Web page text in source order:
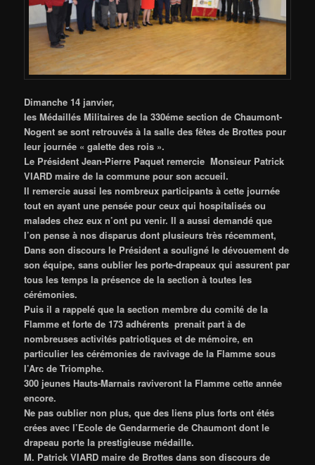
Dimanche 14 janvier,
les Médaillés Militaires de la 330éme section de Chaumont-
Nogent se sont retrouvés à la salle des fêtes de Brottes pour
leur journée « galette des rois ».
Le Président Jean-Pierre Paquet remercie Monsieur Patrick
VIARD maire de la commune pour son accueil.
Il remercie aussi les nombreux participants à cette journée
tout en ayant une pensée pour ceux qui hospitalisés ou
malades chez eux n’ont pu venir. Il a aussi demandé que
l’on pense à nos disparus dont plusieurs très récemment,
Dans son discours le Président a souligné le dévouement de
son équipe, sans oublier les porte-drapeaux qui assurent par
tous les temps la présence de la section à toutes les
cérémonies.
Puis il a rappelé que la section membre du comité de la
Flamme et forte de 173 adhérents prenait part à de
nombreuses activités patriotiques et de mémoire, en
particulier les cérémonies de ravivage de la Flamme sous
l’Arc de Triomphe.
300 jeunes Hauts-Marnais raviveront la Flamme cette année
encore.
Ne pas oublier non plus, que des liens plus forts ont étés
crées avec l’Ecole de Gendarmerie de Chaumont dont le
drapeau porte la prestigieuse médaille.
M. Patrick VIARD maire de Brottes dans son discours de